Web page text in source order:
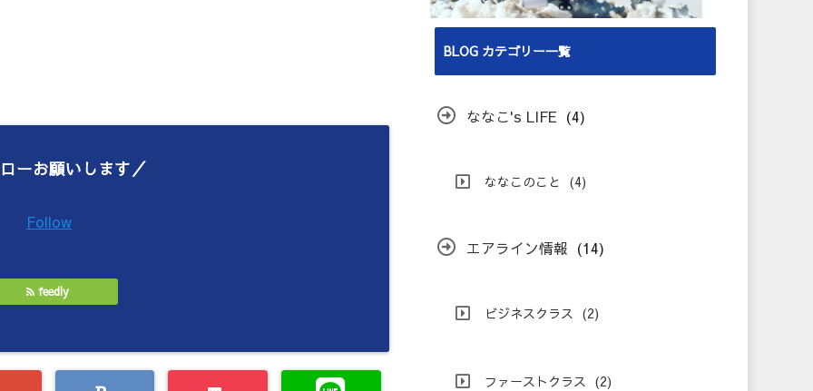
ーお願いします／
Follow
feedly
BLOG カテゴリー一覧
ななこ's LIFE (4)
ななこのこと (4)
エアライン情報 (14)
ビジネスクラス (2)
ファーストクラス (2)